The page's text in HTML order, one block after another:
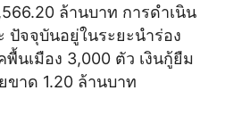
ล้านบาท การดำเนิน
ปัจจุบันอยู่ในระยะนำร่อง
นเมือง 3,000 ตัว เงินกู้ยืม
ขาด 1.20 ล้านบาท